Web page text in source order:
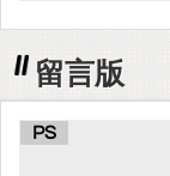
留言版
PS